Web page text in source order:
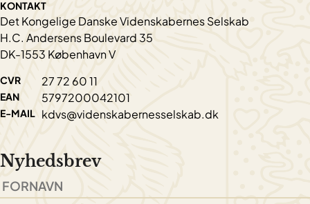
KONTAKT
Det Kongelige Danske Videnskabernes Selskab
H.C. Andersens Boulevard 35
DK-1553 København V
CVR 27 72 60 11
EAN 5797200042101
E-MAIL kdvs@videnskabernesselskab.dk
Nyhedsbrev